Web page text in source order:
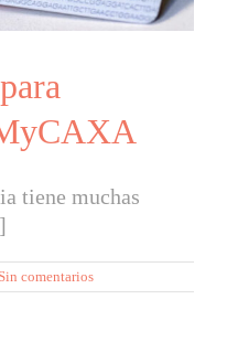
tiene muchas
Sin comentarios